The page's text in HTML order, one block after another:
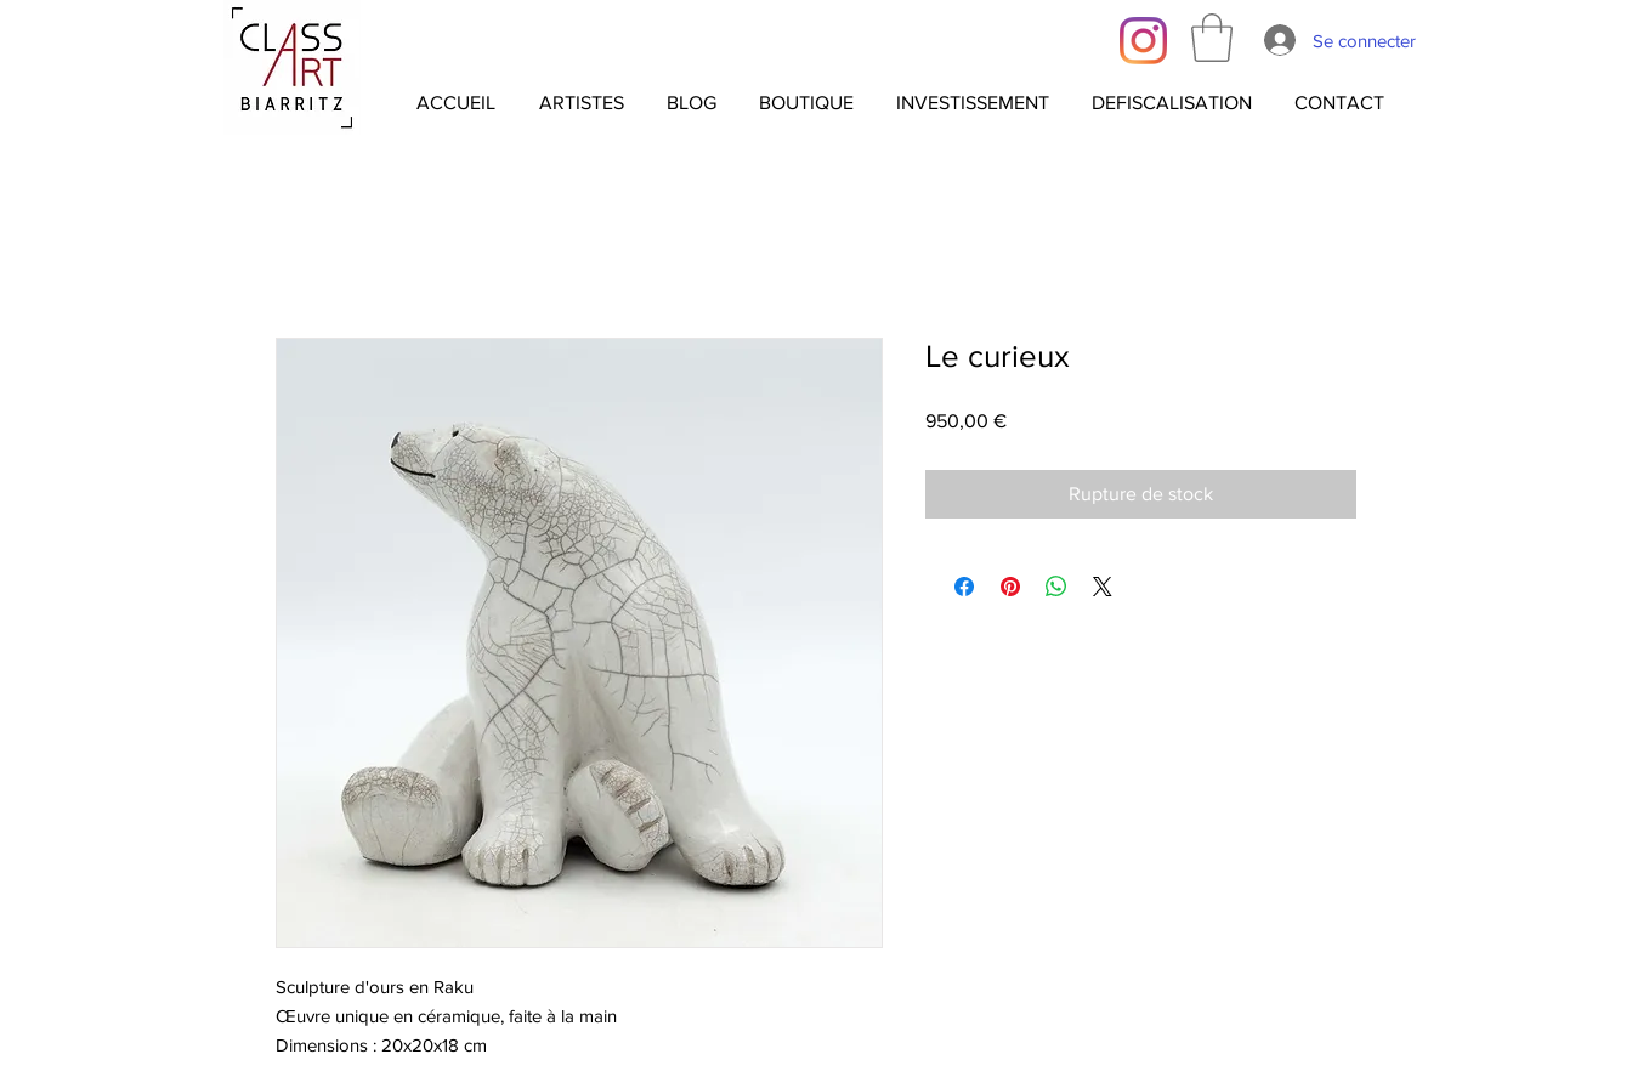
Se connecter
ACCUEIL ARTISTES BLOG BOUTIQUE INVESTISSEMENT DEFISCALISATION CONTACT
Sculpture d'ours en Raku
Œuvre unique en céramique, faite à la main
Dimensions : 20x20x18 cm
Le curieux
950,00 €Prix
Rupture de stock